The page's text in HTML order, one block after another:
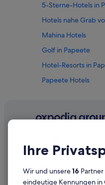
5-Sterne-Hotels in
Hotels nahe Grab
Mahina Hotels
Golf in Papeete
Hotel-Resorts in
Papeete Hotels
Unternehmen
Ihre
Wir und unsere16
eindeutige Kennungen in